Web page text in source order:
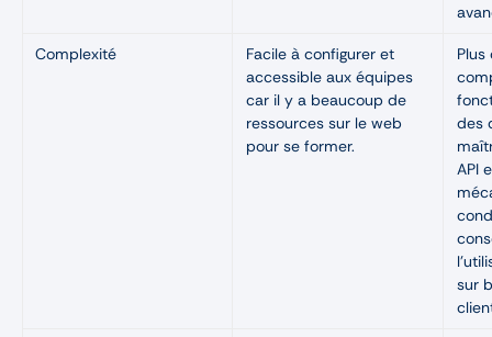
Complexité
Facile à configurer et
accessible aux équipes
car il y a beaucoup de
ressources sur le web
pour se former.
des
API
sur